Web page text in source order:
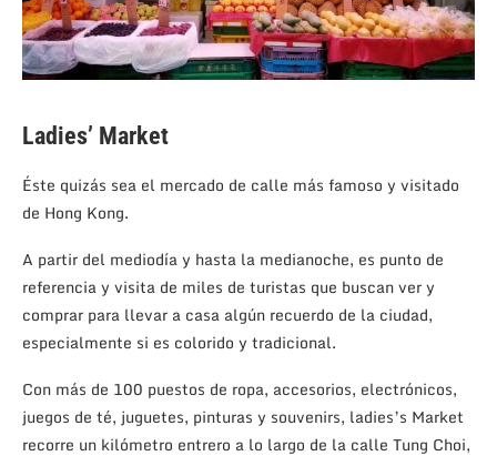
Ladies’ Market
Éste quizás sea el mercado de calle más famoso y visitado
de Hong Kong.
A partir del mediodía y hasta la medianoche, es punto de
referencia y visita de miles de turistas que buscan ver y
comprar para llevar a casa algún recuerdo de la ciudad,
especialmente si es colorido y tradicional.
Con más de 100 puestos de ropa, accesorios, electrónicos,
juegos de té, juguetes, pinturas y souvenirs, ladies’s Market
recorre un kilómetro entrero a lo largo de la calle Tung Choi,